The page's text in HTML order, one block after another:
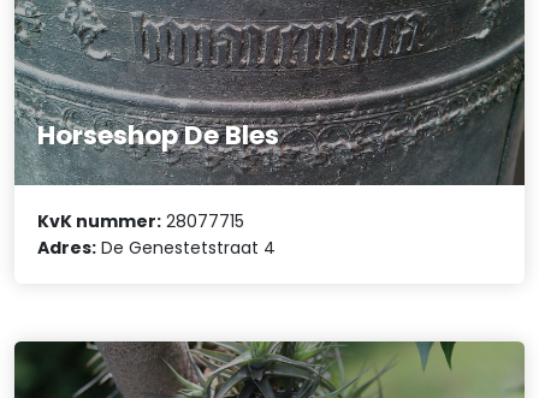
Horseshop De Bles
KvK nummer: 28077715
Adres: De Genestetstraat 4